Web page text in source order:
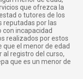
que ofrezca la
o tutores de los
reputadas por las
con incapacidad
realizados por estos
que el menor de edad
al registro del curso,
que es un menor de